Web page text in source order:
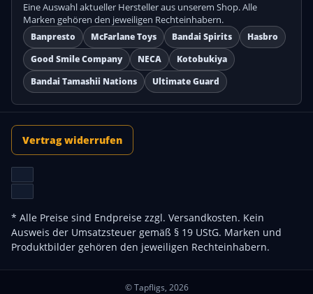
Eine Auswahl aktueller Hersteller aus unserem Shop. Alle
Marken gehören den jeweiligen Rechteinhabern.
Banpresto McFarlane Toys Bandai Spirits
Hasbro
Good Smile Company
NECA
Kotobukiya
Bandai Tamashii Nations
Ultimate Guard
Vertrag widerrufen
* Alle Preise sind Endpreise zzgl. Versandkosten. Kein
Ausweis der Umsatzsteuer gemäß § 19 UStG. Marken und
Produktbilder gehören den jeweiligen Rechteinhabern.
© Tapfligs, 2026